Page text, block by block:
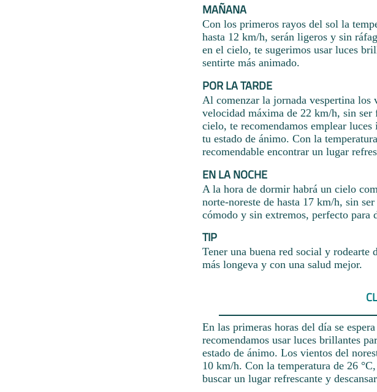
MAÑANA
Con los primeros rayos del sol la
hasta 12 km/h, serán ligeros y sin
en el cielo, te sugerimos usar luces
sentirte más animado.
POR LA TARDE
Al comenzar la jornada vespertina los
velocidad máxima de 22 km/h, sin ser
cielo, te recomendamos emplear
tu estado de ánimo. Con la
recomendable encontrar un lugar
EN LA NOCHE
A la hora de dormir habrá un cielo
norte-noreste de hasta 17 km/h, sin
cómodo y sin extremos, perfecto para
TIP
Tener una buena red social y rodearte
más longeva y con una salud mejor.
En las primeras horas del día se
recomendamos usar luces brillantes
estado de ánimo. Los vientos del
10 km/h. Con la temperatura de 26
buscar un lugar refrescante y